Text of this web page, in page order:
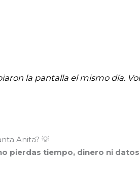
la pantalla el mismo día.
Anita? 💡
pierdas tiempo, dinero ni